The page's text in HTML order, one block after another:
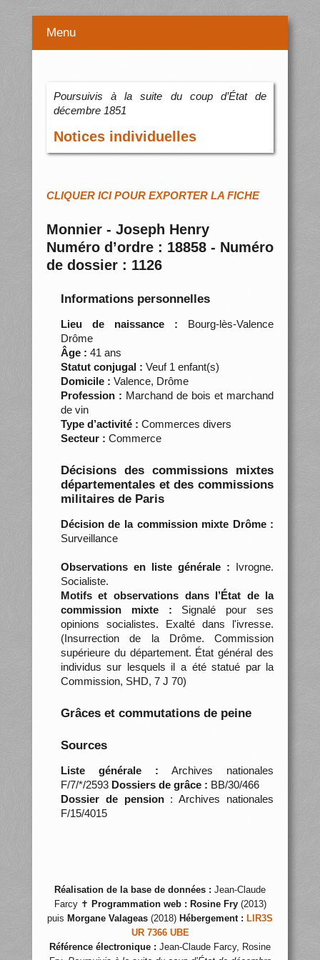
Menu
Poursuivis à la suite du coup d’État de
décembre 1851
Notices individuelles
CLIQUER ICI POUR EXPORTER LA FICHE
Monnier - Joseph Henry
Numéro d’ordre : 18858 - Numéro
de dossier : 1126
Informations personnelles
Lieu de naissance : Bourg-lès-Valence
Drôme
Âge : 41 ans
Statut conjugal : Veuf 1 enfant(s)
Domicile : Valence, Drôme
Profession : Marchand de bois et marchand
de vin
Type d’activité : Commerces divers
Secteur : Commerce
Décisions des commissions mixtes
départementales et des commissions
militaires de Paris
Décision de la commission mixte Drôme :
Surveillance
Observations en liste générale : Ivrogne.
Socialiste.
Motifs et observations dans l’État de la
commission mixte : Signalé pour ses
opinions socialistes. Exalté dans l'ivresse.
(Insurrection de la Drôme. Commission
supérieure du département. État général des
individus sur lesquels il a été statué par la
Commission, SHD, 7 J 70)
Grâces et commutations de peine
Sources
Liste générale : Archives nationales
F/7/*/2593 Dossiers de grâce : BB/30/466
Dossier de pension: Archives nationales
F/15/4015
Réalisation de la base de données : Jean-Claude
Farcy ✝ Programmation web : Rosine Fry(2013)
puis Morgane Valageas (2018) Hébergement : LIR3S
UR 7366 UBE
Référence électronique : Jean-Claude Farcy, Rosine